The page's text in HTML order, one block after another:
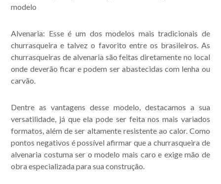
publicações.
modelo
Alvenaria: Esse é um dos modelos mais tradicionais de
churrasqueira e talvez o favorito entre os brasileiros. As
churrasqueiras de alvenaria são feitas diretamente no local
onde deverão ficar e podem ser abastecidas com lenha ou
carvão.
Dentre as vantagens desse modelo, destacamos a sua
versatilidade, já que ela pode ser feita nos mais variados
formatos, além de ser altamente resistente ao calor. Como
pontos negativos é possível afirmar que a churrasqueira de
alvenaria costuma ser o modelo mais caro e exige mão de
obra especializada para sua construção.